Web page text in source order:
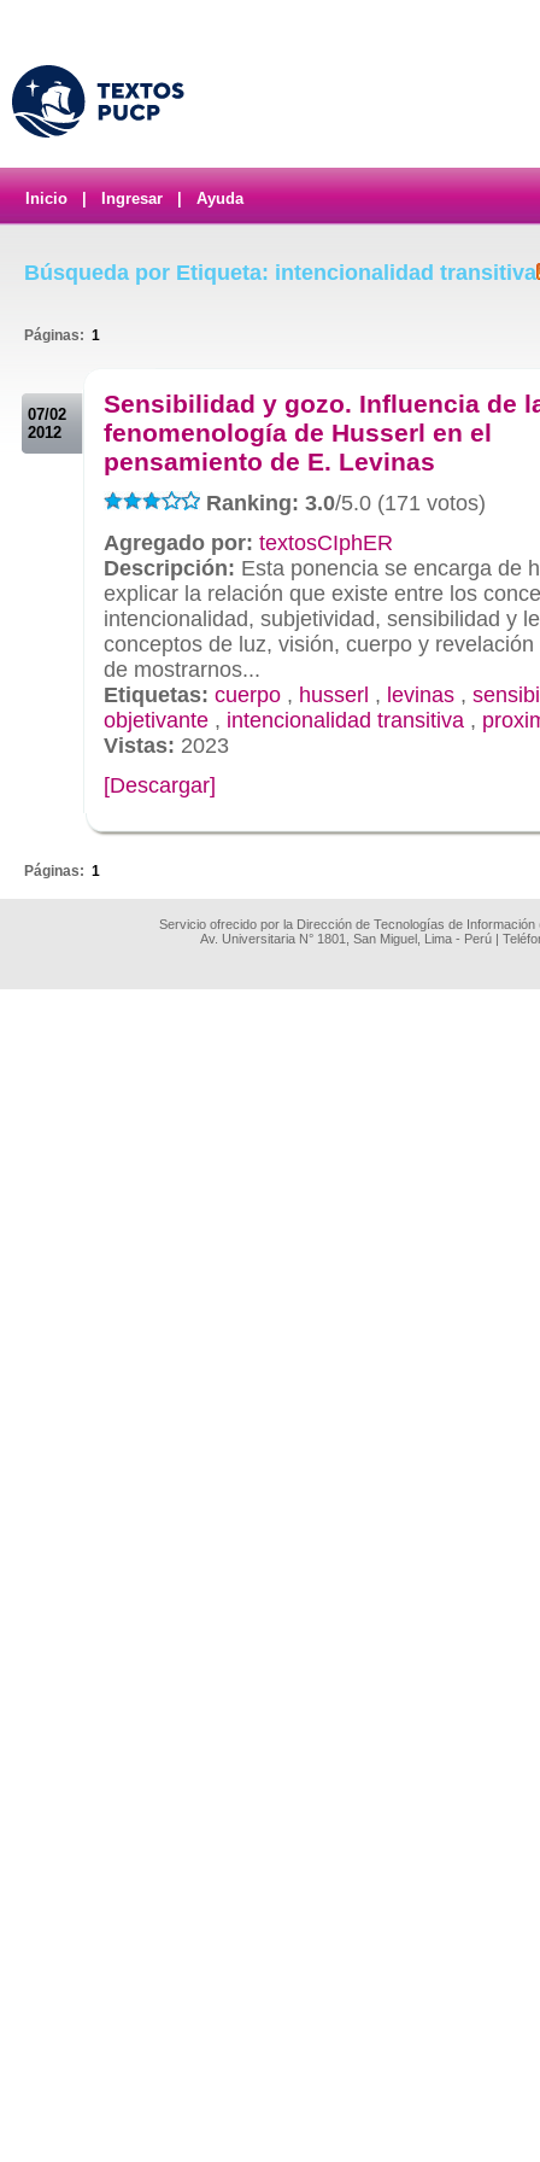
Inicio Ingresar Ayuda
Búsqueda por Etiqueta: intencionalidad transitiva
Páginas: 1
07/02
2012
Sensibilidad y gozo. Influencia de
fenomenología de Husserl en el
pensamiento de E. Levinas
Ranking: 3.0/5.0 (171 votos)
Agregado por: textosCIphER
Descripción: Esta ponencia se encarga de
explicar la relación que existe entre los
intencionalidad, subjetividad, sensibilidad y
conceptos de luz, visión, cuerpo y
de mostrarnos...
Etiquetas: cuerpo , husserl , levinas ,
objetivante , intencionalidad transitiva ,
Vistas: 2023
[Descargar]
Páginas: 1
Servicio ofrecido por la Dirección de Tecnologías de
Av. Universitaria N° 1801, San Miguel, Lima - Perú |